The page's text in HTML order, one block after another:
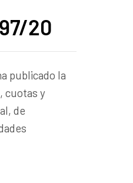
20
publicado la
cuotas y
de